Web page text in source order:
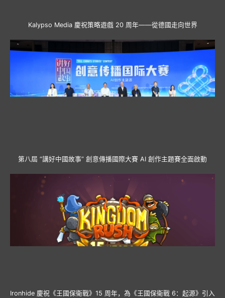
Kalypso Media 慶祝策略遊戲 20 周年——從德國走向世界
第八屆 “講好中國故事” 創意傳播國際大賽 AI 創作主題賽全面啟動
Ironhide 慶祝《王國保衛戰》15 周年，為《王國保衛戰 6：起源》引入